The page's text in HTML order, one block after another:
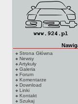
Strona Główna
Newsy
Artykuły
Galeria
Forum
Komentarze
Download
Linki
Kontakt
Szukaj